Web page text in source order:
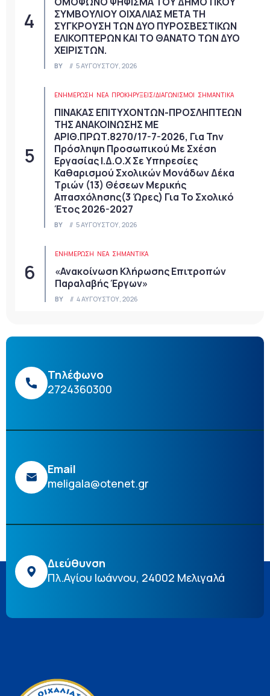
ΣΥΜΒΟΥΛΙΟΥ ΟΙΧΑΛΙΑΣ ΜΕΤΑ ΤΗ
ΣΥΓΚΡΟΥΣΗ ΤΩΝ ΔΥΟ ΠΥΡΟΣΒΕΣΤΙΚΩΝ
ΕΛΙΚΟΠΤΕΡΩΝ ΚΑΙ ΤΟ ΘΑΝΑΤΟ ΤΩΝ ΔΥΟ
ΧΕΙΡΙΣΤΩΝ.
BY 5 ΑΥΓΟΎΣΤΟΥ, 2026
ΕΝΗΜΕΡΩΣΗ ΝΈΑ ΠΡΟΚΗΡΎΞΕΙΣ/ΔΙΑΓΩΝΙΣΜΟΊ ΣΗΜΑΝΤΙΚΆ
ΠΙΝΑΚΑΣ ΕΠΙΤΥΧΟΝΤΩΝ-ΠΡΟΣΛΗΠΤΕΩΝ
ΤΗΣ ΑΝΑΚΟΙΝΩΣΗΣ ΜΕ
ΑΡΙΘ.ΠΡΩΤ.8270/17-7-2026, Για Την
Πρόσληψη Προσωπικού Με Σχέση
Εργασίας Ι.Δ.Ο.Χ Σε Υπηρεσίες
Καθαρισμού Σχολικών Μονάδων Δέκα
Τριών (13) Θέσεων Μερικής
Απασχόλησης(3 Ώρες) Για Το Σχολικό
Έτος 2026-2027
BY 5 ΑΥΓΟΎΣΤΟΥ, 2026
ΕΝΗΜΕΡΩΣΗ ΝΈΑ ΣΗΜΑΝΤΙΚΆ
«Ανακοίνωση Κλήρωσης Επιτροπών
Παραλαβής Έργων»
BY 4 ΑΥΓΟΎΣΤΟΥ, 2026
Τηλέφωνο
2724360300
Email
meligala@otenet.gr
Διεύθυνση
Πλ.Αγίου Ιωάννου, 24002 Μελιγαλά